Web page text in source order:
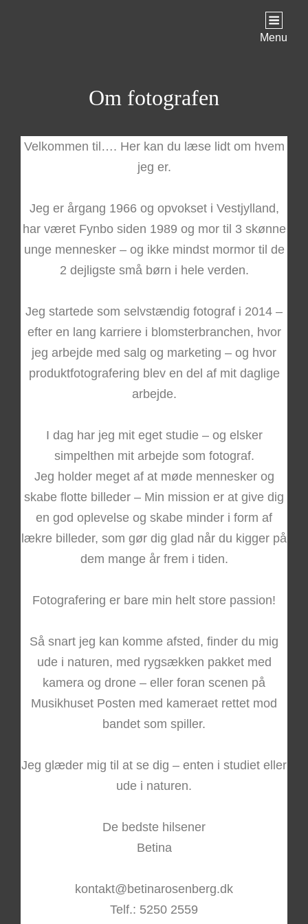
Menu
Om fotografen
Velkommen til…. Her kan du læse lidt om hvem
jeg er.
Jeg er årgang 1966 og opvokset i Vestjylland,
har været Fynbo siden 1989 og mor til 3 skønne
unge mennesker – og ikke mindst mormor til de
2 dejligste små børn i hele verden.
Jeg startede som selvstændig fotograf i 2014 –
efter en lang karriere i blomsterbranchen, hvor
jeg arbejde med salg og marketing – og hvor
produktfotografering blev en del af mit daglige
arbejde.
I dag har jeg mit eget studie – og elsker
simpelthen mit arbejde som fotograf.
Jeg holder meget af at møde mennesker og
skabe flotte billeder – Min mission er at give dig
en god oplevelse og skabe minder i form af
lækre billeder, som gør dig glad når du kigger på
dem mange år frem i tiden.
Fotografering er bare min helt store passion!
Så snart jeg kan komme afsted, finder du mig
ude i naturen, med rygsækken pakket med
kamera og drone – eller foran scenen på
Musikhuset Posten med kameraet rettet mod
bandet som spiller.
Jeg glæder mig til at se dig – enten i studiet eller
ude i naturen.
De bedste hilsener
Betina
kontakt@betinarosenberg.dk
Telf.: 5250 2559